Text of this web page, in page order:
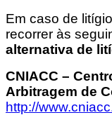
Em caso de
recorrer às
alternativa de
CNIACC –
Arbitragem de
http://